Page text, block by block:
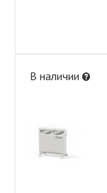
В наличии